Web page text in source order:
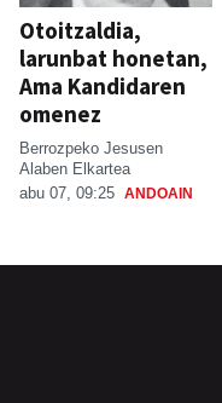
Otoitzaldia,
larunbat honetan,
Ama Kandidaren
omenez
Berrozpeko Jesusen
Alaben Elkartea
abu 07, 09:25 ANDOAIN